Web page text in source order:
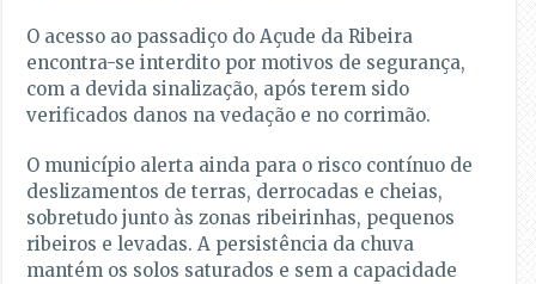
O acesso ao passadiço do Açude da Ribeira
encontra-se interdito por motivos de segurança,
com a devida sinalização, após terem sido
verificados danos na vedação e no corrimão.
O município alerta ainda para o risco contínuo de
deslizamentos de terras, derrocadas e cheias,
sobretudo junto às zonas ribeirinhas, pequenos
ribeiros e levadas. A persistência da chuva
mantém os solos saturados e sem a capacidade